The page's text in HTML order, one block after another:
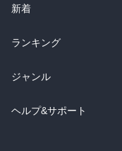
ラノベ
雑誌・グラビア
BL・TL
総合
ラノベ
雑誌・グラビア
BL・TL
新着
総合
ラノベ
雑誌・グラビア
ランキング
総合
ラノベ
ジャンル
コミック
ヘルプ&サポート